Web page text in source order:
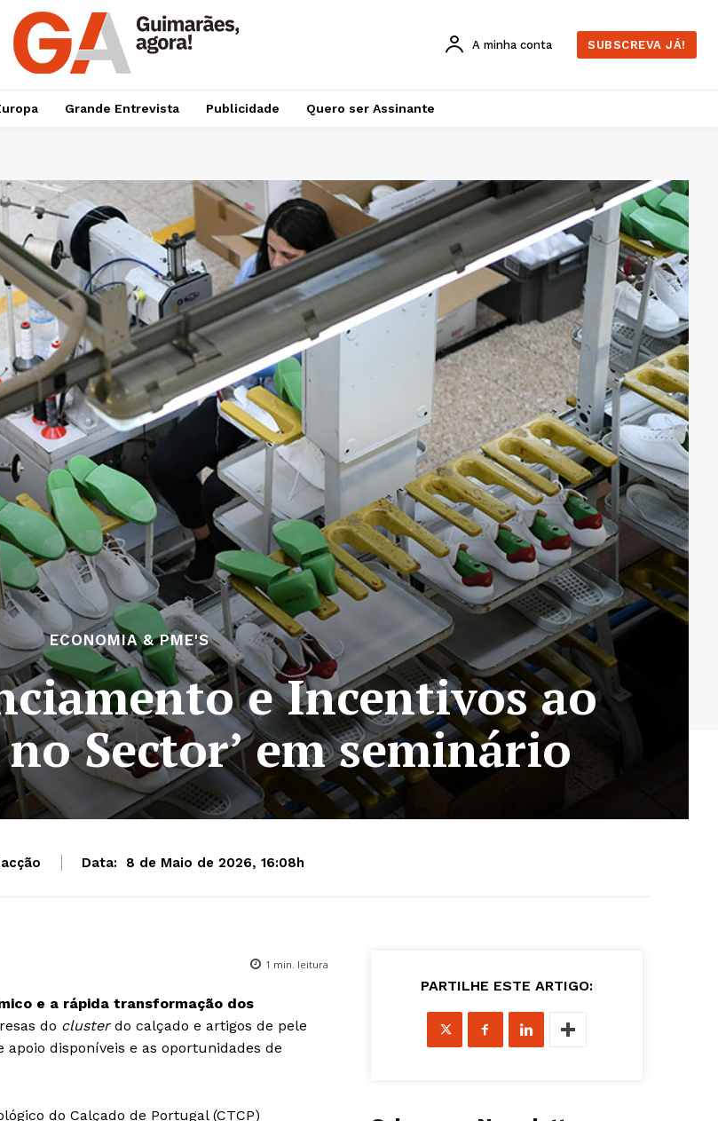
A minha conta SUBSCREVA JÁ!
Grande Entrevista Publicidade Quero ser Assinante
ECONOMIA & PME'S
e Incentivos ao
Sector’ em seminário
Data: 8 de Maio de 2026, 16:08h
1 min. leitura
e a rápida transformação dos
do clusterdo calçado e artigos de pele
disponíveis e as oportunidades de
do Calçado de Portugal (CTCP)
PARTILHE ESTE ARTIGO: